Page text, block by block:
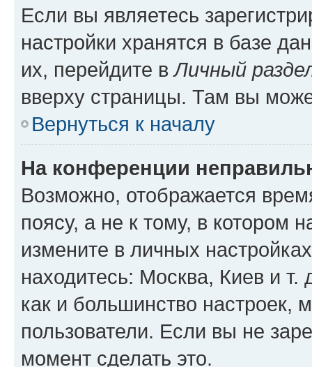
Если вы являетесь
настройки хранятся в базе
их, перейдите вЛичный
вверху страницы. Там вы
Вернуться к началу
На конференции
Возможно, отображается
поясу, а не к тому, в котором
измените в личных
находитесь: Москва, Киев и т.
как и большинство настроек,
пользователи. Если вы не
момент сделать это.